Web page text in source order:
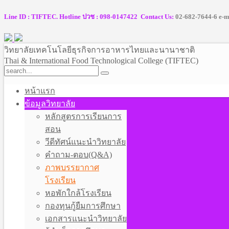
Line ID : TIFTEC. Hotline ปวช : 098-0147422 Contact Us: 02-682-7644-6 e-
วิทยาลัยเทคโนโลยีธุรกิจการอาหารไทยและนานาชาติ
Thai & International Food Technological College (TIFTEC)
หน้าแรก
ข้อมูลวิทยาลัย
หลักสูตรการเรียนการ
สอน
วีดีทัศน์แนะนำวิทยาลัย
คำถาม-ตอบ(Q&A)
ภาพบรรยากาศ
โรงเรียน
หอพักใกล้โรงเรียน
กองทุนกู้ยืมการศึกษา
เอกสารแนะนำวิทยาลัย